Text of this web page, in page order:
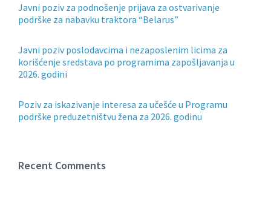
Javni poziv za podnošenje prijava za ostvarivanje
podrške za nabavku traktora “Belarus”
Javni poziv poslodavcima i nezaposlenim licima za
korišćenje sredstava po programima zapošljavanja u
2026. godini
Poziv za iskazivanje interesa za učešće u Programu
podrške preduzetništvu žena za 2026. godinu
Recent Comments